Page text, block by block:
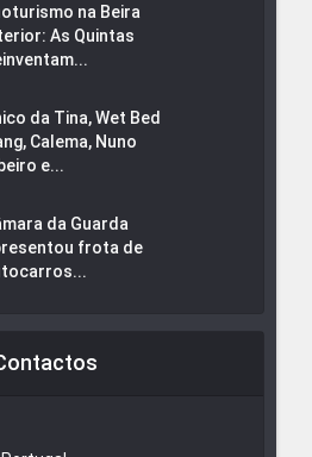
na Beira
As Quintas
da Tina, Wet Bed
Calema, Nuno
e...
da Guarda
frota de